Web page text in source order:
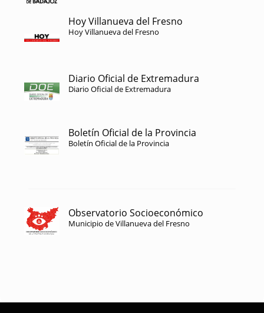
Hoy Villanueva del Fresno
Hoy Villanueva del Fresno
Diario Oficial de Extremadura
Diario Oficial de Extremadura
Boletín Oficial de la Provincia
Boletín Oficial de la Provincia
Observatorio Socioeconómico
Municipio de Villanueva del Fresno